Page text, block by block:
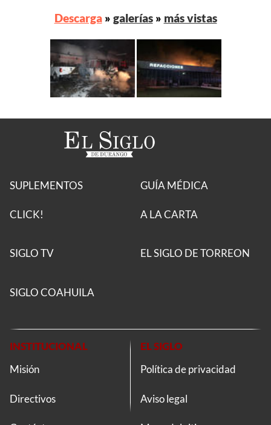
Descarga» galerías» más vistas
SUPLEMENTOS
CLICK!
GUÍA MÉDICA
A LA CARTA
SIGLO TV EL SIGLO DE TORREON
SIGLO COAHUILA
INSTITUCIONAL
Misión
Directivos
EL SIGLO
Política de privacidad
Aviso legal